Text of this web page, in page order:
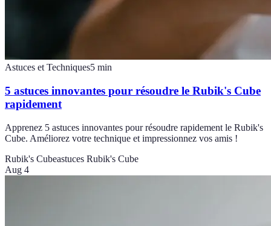
Astuces et Techniques5 min
5 astuces innovantes pour résoudre le Rubik's Cube
rapidement
Apprenez 5 astuces innovantes pour résoudre rapidement le Rubik's
Cube. Améliorez votre technique et impressionnez vos amis !
Rubik's Cubeastuces Rubik's Cube
Aug 4